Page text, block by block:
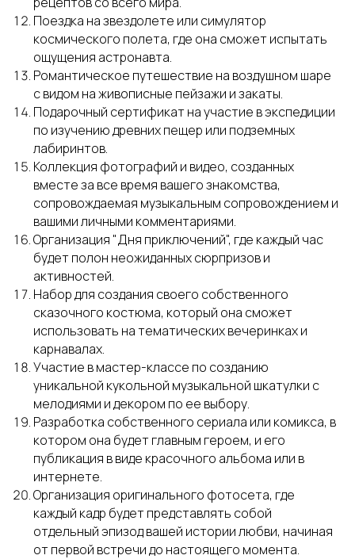
Поездка на звездолете или симулятор
космического полета, где она сможет испытать
ощущения астронавта.
Романтическое путешествие на воздушном шаре
с видом на живописные пейзажи и закаты.
Подарочный сертификат на участие в экспедиции
по изучению древних пещер или подземных
лабиринтов.
Коллекция фотографий и видео, созданных
вместе за все время вашего знакомства,
сопровождаемая музыкальным сопровождением и
вашими личными комментариями.
Организация "Дня приключений", где каждый час
будет полон неожиданных сюрпризов и
активностей.
Набор для создания своего собственного
сказочного костюма, который она сможет
использовать на тематических вечеринках и
карнавалах.
Участие в мастер-классе по созданию
уникальной кукольной музыкальной шкатулки с
мелодиями и декором по ее выбору.
Разработка собственного сериала или комикса, в
котором она будет главным героем, и его
публикация в виде красочного альбома или в
интернете.
Организация оригинального фотосета, где
каждый кадр будет представлять собой
отдельный эпизод вашей истории любви, начиная
от первой встречи до настоящего момента.